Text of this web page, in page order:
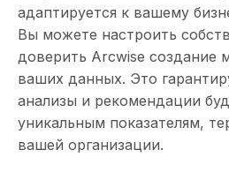
адаптируется к вашему
Вы можете настроить
доверить Arcwise создание
ваших данных. Это
анализы и рекомендации
уникальным показателям,
вашей организации.